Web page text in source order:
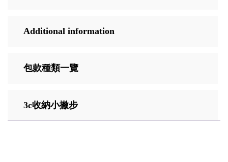
Additional information
包款種類一覽
3c收納小撇步